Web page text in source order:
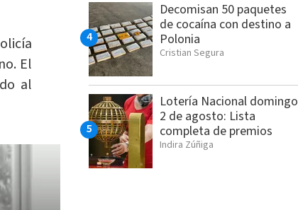
El
al
Decomisan 50 paquetes
de cocaína con destino a
Polonia
Cristian Segura
Lotería Nacional domingo
2 de agosto: Lista
completa de premios
Indira Zúñiga